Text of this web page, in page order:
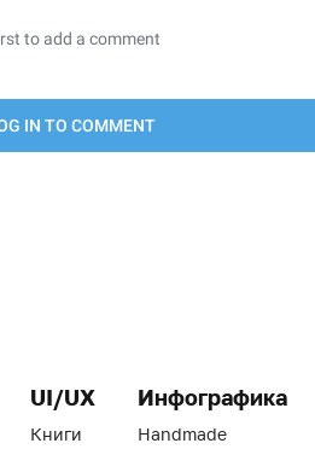
UI/UX
Книги
Инфографика
Handmade